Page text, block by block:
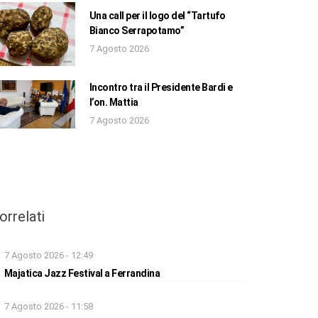
Una call per il logo del “Tartufo
Bianco Serrapotamo”
7 Agosto 2026
Incontro tra il Presidente Bardi e
l’on. Mattia
7 Agosto 2026
7 Agosto 2026 - 12:49
Majatica Jazz Festival a Ferrandina
7 Agosto 2026 - 11:58